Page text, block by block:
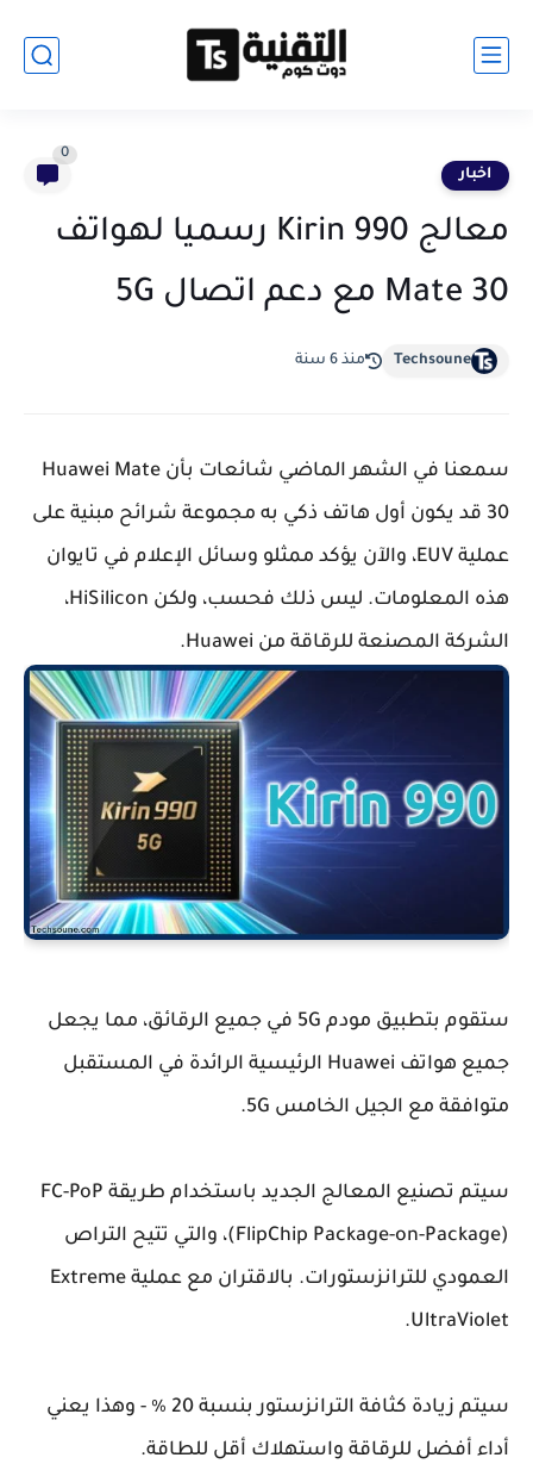
اخبار
0
معالج Kirin 990 رسميا لهواتف
Mate 30 مع دعم اتصال 5G
Techsoune منذ 6 سنة
سمعنا في الشهر الماضي شائعات بأن Huawei Mate
30 قد يكون أول هاتف ذكي به مجموعة شرائح مبنية على
عملية EUV، والآن يؤكد ممثلو وسائل الإعلام في تايوان
هذه المعلومات. ليس ذلك فحسب، ولكن HiSilicon،
الشركة المصنعة للرقاقة من Huawei.
ستقوم بتطبيق مودم 5G في جميع الرقائق، مما يجعل
جميع هواتف Huawei الرئيسية الرائدة في المستقبل
متوافقة مع الجيل الخامس 5G.
سيتم تصنيع المعالج الجديد باستخدام طريقة FC-PoP
(FlipChip Package-on-Package)، والتي تتيح التراص
العمودي للترانزستورات. بالاقتران مع عملية Extreme
UltraViolet.
سيتم زيادة كثافة الترانزستور بنسبة 20 ٪ - وهذا يعني
أداء أفضل للرقاقة واستهلاك أقل للطاقة.